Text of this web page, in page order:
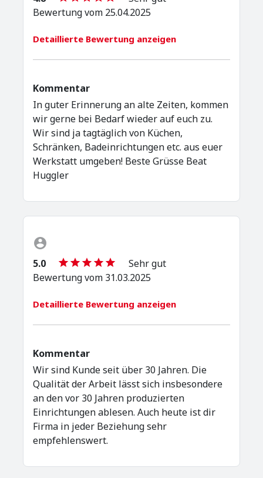
Bewertung vom 25.04.2025
Detaillierte Bewertung anzeigen
Kommentar
In guter Erinnerung an alte Zeiten, kommen
wir gerne bei Bedarf wieder auf euch zu.
Wir sind ja tagtäglich von Küchen,
Schränken, Badeinrichtungen etc. aus euer
Werkstatt umgeben! Beste Grüsse Beat
Huggler
5.0
Sehr gut
Bewertung vom 31.03.2025
Detaillierte Bewertung anzeigen
Kommentar
Wir sind Kunde seit über 30 Jahren. Die
Qualität der Arbeit lässt sich insbesondere
an den vor 30 Jahren produzierten
Einrichtungen ablesen. Auch heute ist dir
Firma in jeder Beziehung sehr
empfehlenswert.